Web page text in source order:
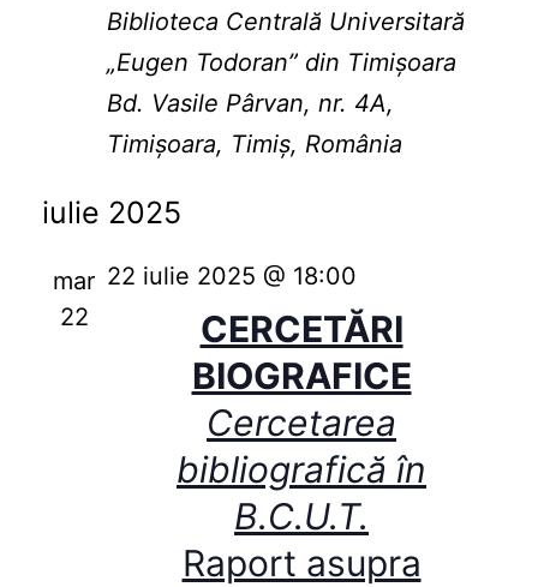
Biblioteca Centrală Universitară
„Eugen Todoran” din Timişoara
Bd. Vasile Pârvan, nr. 4A,
Timișoara, Timiș, România
iulie 2025
mar
22
CERCETĂRI
BIOGRAFICE
Cercetarea
bibliografică în
B.C.U.T.
Raport asupra
22 iulie 2025 @ 18:00